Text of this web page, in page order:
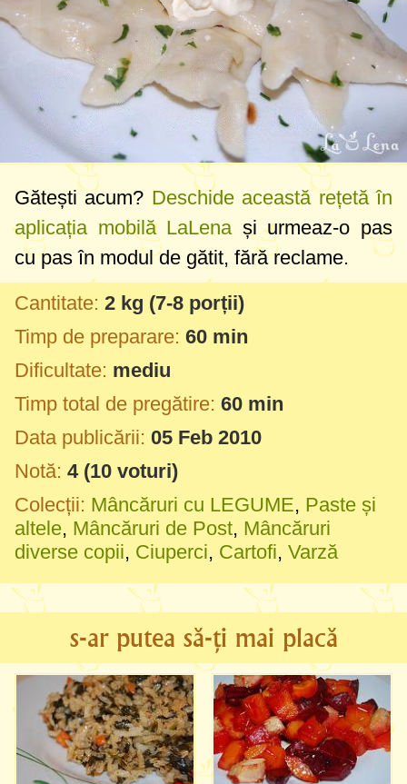
Gătești acum? Deschide această rețetă în
aplicația mobilă LaLenași urmeaz-o pas
cu pas în modul de gătit, fără reclame.
Cantitate: 2 kg (7-8 porții)
Timp de preparare: 60 min
Dificultate: mediu
Timp total de pregătire: 60 min
Data publicării: 05 Feb 2010
Notă: 4(10 voturi)
Colecții: Mâncăruri cu LEGUME, Paste și
altele, Mâncăruri de Post, Mâncăruri
diverse copii, Ciuperci, Cartofi, Varză
s-ar putea să-ți mai placă